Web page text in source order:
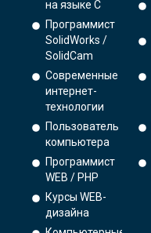
на языке С
Программист
SolidWorks /
SolidCam
Современные
интернет-
технологии
Пользователь
компьютера
Программист
WEB / PHP
Курсы WEB-
дизайна